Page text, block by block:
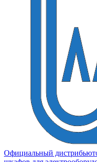
Официальный